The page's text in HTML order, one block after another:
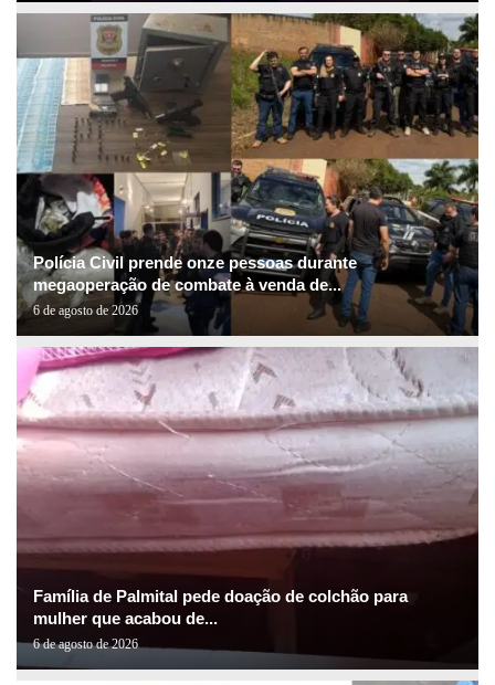
Polícia Civil prende onze pessoas durante
megaoperação de combate à venda de...
6 de agosto de 2026
Família de Palmital pede doação de colchão para
mulher que acabou de...
6 de agosto de 2026